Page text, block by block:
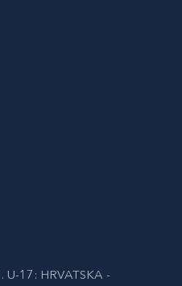
U-17: HRVATSKA -